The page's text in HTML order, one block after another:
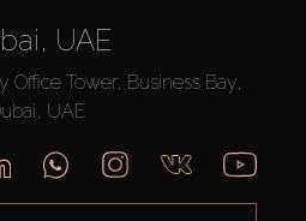
UAE
Office Tower, Business Bay,
UAE